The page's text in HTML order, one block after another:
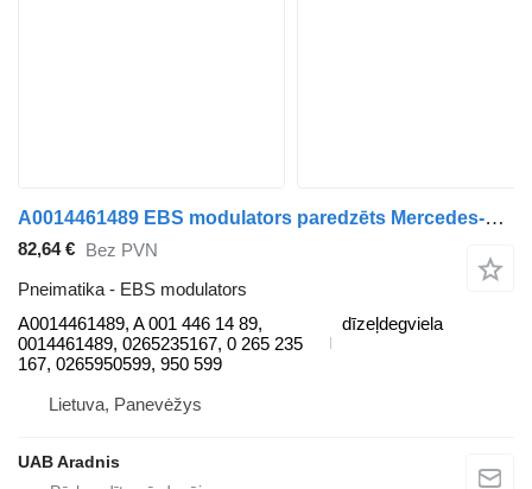
A0014461489 EBS modulators paredzēts Mercedes-Benz VITO Minibus mikroautobusa
82,64 € Bez PVN
Pneimatika - EBS modulators
A0014461489, A 001 446 14 89,
0014461489, 0265235167, 0 265 235
167, 0265950599, 950 599
dīzeļdegviela
Lietuva, Panevėžys
UAB Aradnis